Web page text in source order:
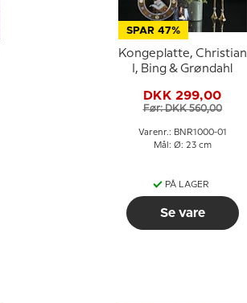
SPAR 47%
Kongeplatte, Christian
I, Bing & Grøndahl
DKK 299,00
Før: DKK 560,00
Varenr.: BNR1000-01
Mål: Ø: 23 cm
PÅ LAGER
Se vare